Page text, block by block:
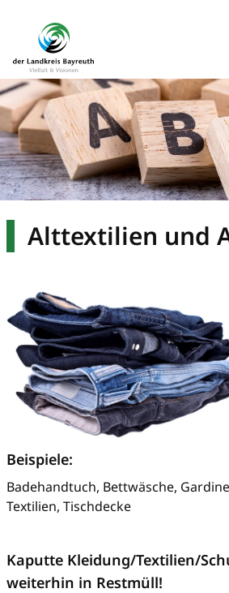
Alttextilien und
Beispiele:
Badehandtuch, Bettwäsche,
Textilien, Tischdecke
Kaputte Kleidung/Textilien/
weiterhin in Restmüll!